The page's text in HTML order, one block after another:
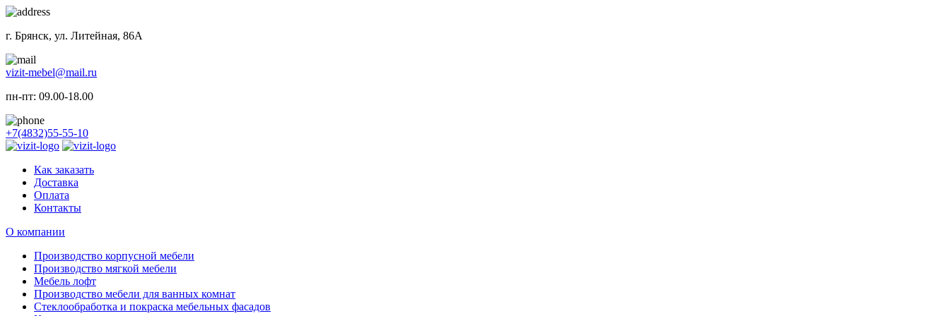
г. Брянск, ул. Литейная, 86А
vizit-mebel@mail.ru
пн-пт: 09.00-18.00
+7(4832)55-55-10
Как заказать
Доставка
Оплата
Контакты
О компании
Производство корпусной мебели
Производство мягкой мебели
Мебель лофт
Производство мебели для ванных комнат
Стеклообработка и покраска мебельных фасадов